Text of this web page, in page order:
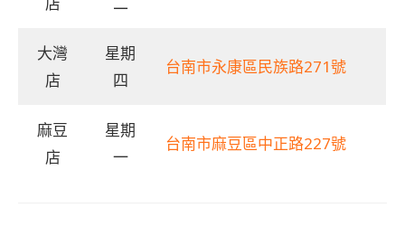
大灣
店
星期
四
台南市永康區民族路271號
麻豆
店
星期
一
台南市麻豆區中正路227號